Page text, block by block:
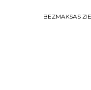
BEZMAKSAS